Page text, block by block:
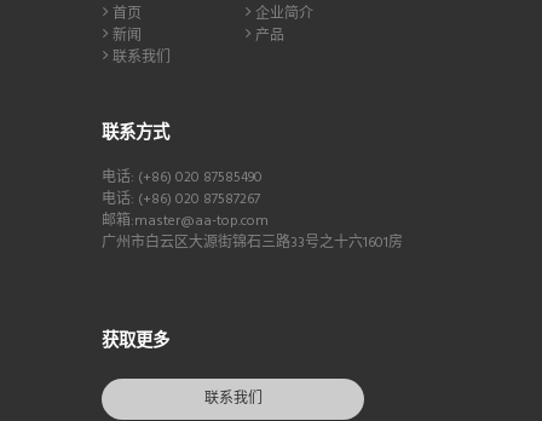
首页
企业简介
新闻
产品
联系我们
联系方式
电话: (+86) 020 87585490
电话: (+86) 020 87587267
邮箱:master@aa-top.com
广州市白云区大源街锦石三路33号之十六1601房
获取更多
联系我们